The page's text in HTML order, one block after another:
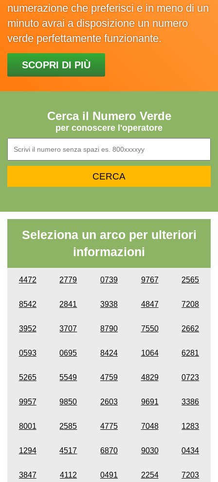
numerazione che preferisci e in meno di un
minuto avrai a disposizione un numero
verde perfettamente funzionante.
SCOPRI DI PIÙ
Cerca il Numero Verde
per conoscere l'operatore
Seleziona un arco per ulteriori
informazioni
4472 2779 0739 9767 2565
8542 2841 3938 4847 7208
3952 3707 8790 7550 2662
0593 0695 8424 1064 6281
5265 5549 4759 4829 0723
9957 9850 2603 9691 3386
8001 2585 4775 7048 1283
1294 4517 6870 9030 0434
3847 4112 0491 2254 7203